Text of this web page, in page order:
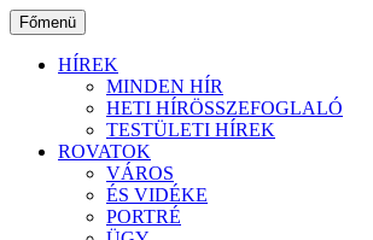
Ugrás
a
tartalomhoz
Főmenü
HÍREK
MINDEN HÍR
HETI HÍRÖSSZEFOGLALÓ
TESTÜLETI HÍREK
ROVATOK
VÁROS
ÉS VIDÉKE
PORTRÉ